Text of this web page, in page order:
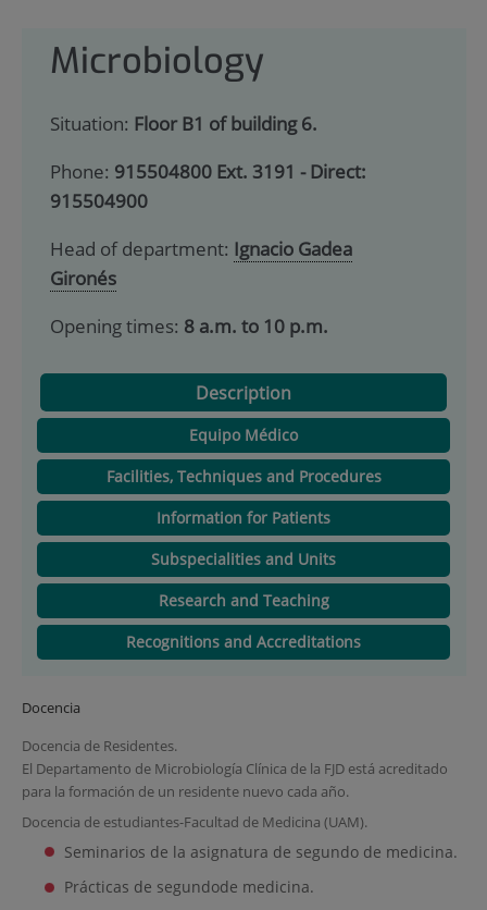
Microbiology
Situation: Floor B1 of building 6.
Phone: 915504800 Ext. 3191 - Direct:
915504900
Head of department: Ignacio Gadea
Gironés
Opening times: 8 a.m. to 10 p.m.
Description
Equipo Médico
Facilities, Techniques and Procedures
Information for Patients
Subspecialities and Units
Research and Teaching
Recognitions and Accreditations
Docencia
Docencia de Residentes.
El Departamento de Microbiología Clínica de la FJD está acreditado
para la formación de un residente nuevo cada año.
Docencia de estudiantes-Facultad de Medicina (UAM).
Seminarios de la asignatura de segundo de medicina.
Prácticas de segundode medicina.